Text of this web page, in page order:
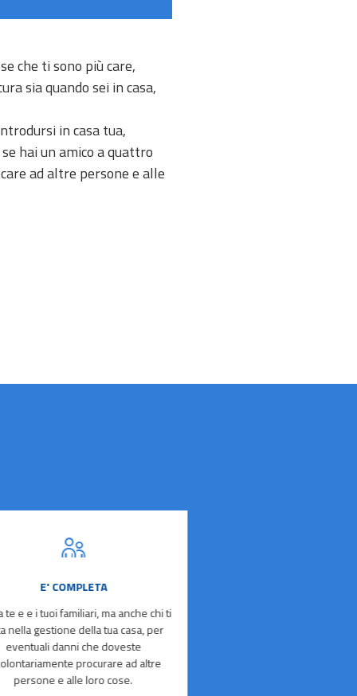
che ti sono più care,
sia quando sei in casa,
in casa tua,
hai un amico a quattro
ad altre persone e alle
E' COMPLETA
te e e i tuoi familiari, ma anche chi ti
nella gestione della tua casa, per
eventuali danni che doveste
procurare ad altre
persone e alle loro cose.